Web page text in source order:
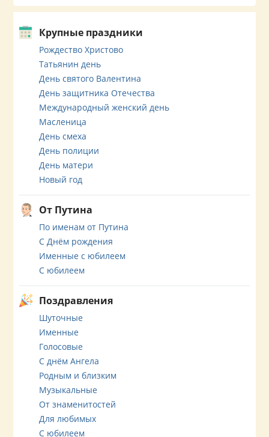
Крупные праздники
Рождество Христово
Татьянин день
День святого Валентина
День защитника Отечества
Международный женский день
Масленица
День смеха
День полиции
День матери
Новый год
От Путина
По именам от Путина
С Днём рождения
Именные с юбилеем
С юбилеем
Поздравления
Шуточные
Именные
Голосовые
С днём Ангела
Родным и близким
Музыкальные
От знаменитостей
Для любимых
С юбилеем